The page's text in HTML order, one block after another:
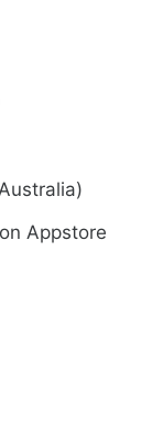
Appstore